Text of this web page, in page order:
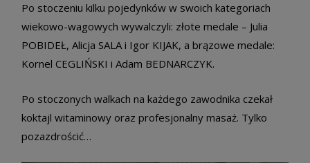
Po stoczeniu kilku pojedynków w swoich kategoriach
wiekowo-wagowych wywalczyli: złote medale – Julia
POBIDEŁ, Alicja SALA i Igor KIJAK, a brązowe medale:
Kornel CEGLIŃSKI i Adam BEDNARCZYK.
Po stoczonych walkach na każdego zawodnika czekał
koktajl witaminowy oraz profesjonalny masaż. Tylko
pozazdrościć…